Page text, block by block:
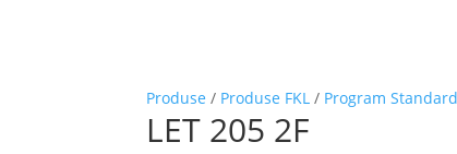
Produse / Produse FKL / Program Standard
LET 205 2F